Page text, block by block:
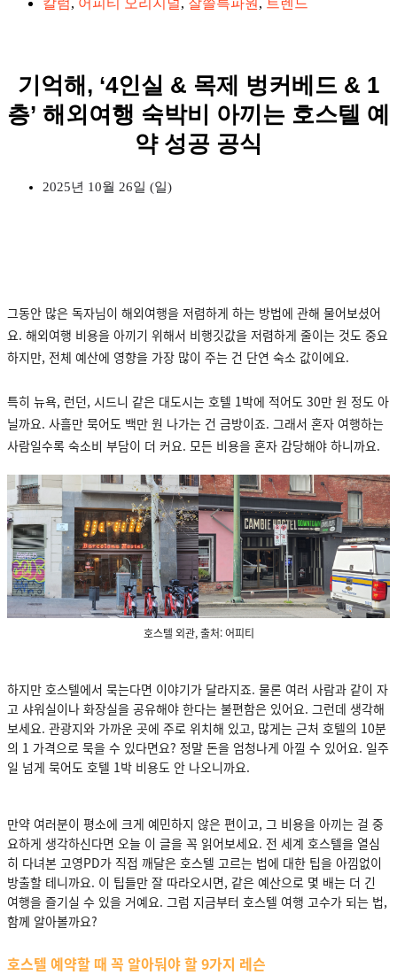
기억해, ‘4인실 & 목제 벙커베드 & 1
층’ 해외여행 숙박비 아끼는 호스텔 예
약 성공 공식
2025년 10월 26일 (일)
그동안 많은 독자님이 해외여행을 저렴하게 하는 방법에 관해 물어보셨어
요. 해외여행 비용을 아끼기 위해서 비행깃값을 저렴하게 줄이는 것도 중요
하지만, 전체 예산에 영향을 가장 많이 주는 건 단연 숙소 값이에요.
특히 뉴욕, 런던, 시드니 같은 대도시는 호텔 1박에 적어도 30만 원 정도 아
닐까요. 사흘만 묵어도 백만 원 나가는 건 금방이죠. 그래서 혼자 여행하는
사람일수록 숙소비 부담이 더 커요. 모든 비용을 혼자 감당해야 하니까요.
호스텔 외관, 출처: 어피티
하지만 호스텔에서 묵는다면 이야기가 달라지죠. 물론 여러 사람과 같이 자
고 샤워실이나 화장실을 공유해야 한다는 불편함은 있어요. 그런데 생각해
보세요. 관광지와 가까운 곳에 주로 위치해 있고, 많게는 근처 호텔의 10분
의 1 가격으로 묵을 수 있다면요? 정말 돈을 엄청나게 아낄 수 있어요. 일주
일 넘게 묵어도 호텔 1박 비용도 안 나오니까요.
만약 여러분이 평소에 크게 예민하지 않은 편이고, 그 비용을 아끼는 걸 중
요하게 생각하신다면 오늘 이 글을 꼭 읽어보세요. 전 세계 호스텔을 열심
히 다녀본 고영PD가 직접 깨달은 호스텔 고르는 법에 대한 팁을 아낌없이
방출할 테니까요. 이 팁들만 잘 따라오시면, 같은 예산으로 몇 배는 더 긴
여행을 즐기실 수 있을 거예요. 그럼 지금부터 호스텔 여행 고수가 되는 법,
함께 알아볼까요?
호스텔 예약할 때 꼭 알아둬야 할 9가지 레슨